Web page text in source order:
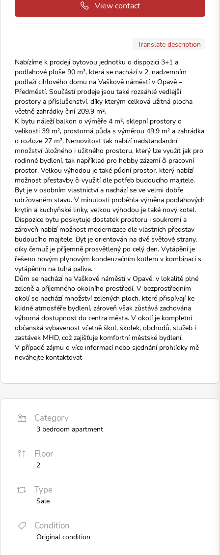
View contact
Translate description
Nabízíme k prodeji bytovou jednotku o dispozici 3+1 a
podlahové ploše 90 m², která se nachází v 2. nadzemním
podlaží cihlového domu na Vaškově náměstí v Opavě –
Předměstí. Součástí prodeje jsou také rozsáhlé vedlejší
prostory a příslušenství, díky kterým celková užitná plocha
včetně zahrádky činí 209,9 m².
K bytu náleží balkon o výměře 4 m², sklepní prostory o
velikosti 39 m², prostorná půda s výměrou 49,9 m² a zahrádka
o rozloze 27 m². Nemovitost tak nabízí nadstandardní
množství úložného i užitného prostoru, který lze využít jak pro
rodinné bydlení, tak například pro hobby zázemí či pracovní
prostor. Velkou výhodou je také půdní prostor, který nabízí
možnost přestavby či využití dle potřeb budoucího majitele.
Byt je v osobním vlastnictví a nachází se ve velmi dobře
udržovaném stavu. V minulosti proběhla výměna podlahových
krytin a kuchyňské linky, velkou výhodou je také nový kotel.
Dispozice bytu poskytuje dostatek prostoru i soukromí a
zároveň nabízí možnost modernizace dle vlastních představ
budoucího majitele. Byt je orientován na dvě světové strany,
díky čemuž je příjemně prosvětlený po celý den. Vytápění je
řešeno novým plynovým kondenzačním kotlem v kombinaci s
vytápěním na tuhá paliva.
Dům se nachází na Vaškově náměstí v Opavě, v lokalitě plné
zeleně a příjemného okolního prostředí. V bezprostředním
okolí se nachází množství zelených ploch, které přispívají ke
klidné atmosféře bydlení, zároveň však zůstává zachována
výborná dostupnost do centra města. V okolí je kompletní
občanská vybavenost včetně škol, školek, obchodů, služeb i
zastávek MHD, což zajišťuje komfortní městské bydlení.
V případě zájmu o více informací nebo sjednání prohlídky mě
neváhejte kontaktovat
Category
3 bedroom apartment
Floor
2
Type
Sale
Condition
Original condition